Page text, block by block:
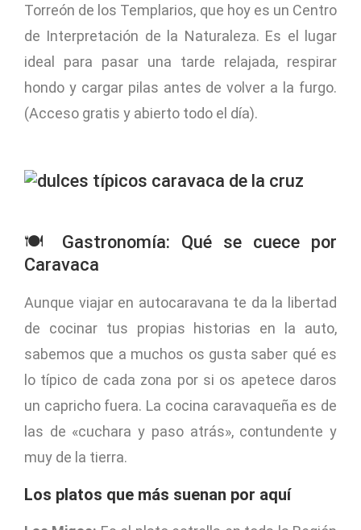
Torreón de los Templarios, que hoy es un Centro
de Interpretación de la Naturaleza. Es el lugar
ideal para pasar una tarde relajada, respirar
hondo y cargar pilas antes de volver a la furgo.
(Acceso gratis y abierto todo el día).
🍽️ Gastronomía: Qué se cuece por
Caravaca
Aunque viajar en autocaravana te da la libertad
de cocinar tus propias historias en la auto,
sabemos que a muchos os gusta saber qué es
lo típico de cada zona por si os apetece daros
un capricho fuera. La cocina caravaqueña es de
las de «cuchara y paso atrás», contundente y
muy de la tierra.
Los platos que más suenan por aquí